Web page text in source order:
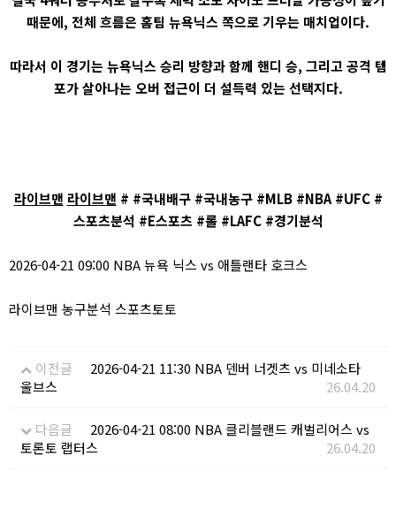
때문에, 전체 흐름은 홈팀 뉴욕닉스 쪽으로 기우는 매치업이다.
따라서 이 경기는 뉴욕닉스 승리 방향과 함께 핸디 승, 그리고 공격 템
포가 살아나는 오버 접근이 더 설득력 있는 선택지다.
라이브맨 라이브맨 # #국내배구 #국내농구 #MLB #NBA #UFC #
스포츠분석 #E스포츠 #롤 #LAFC #경기분석
2026-04-21 09:00 NBA 뉴욕 닉스 vs 애틀랜타 호크스
라이브맨 농구분석 스포츠토토
이전글
2026-04-21 11:30 NBA 덴버 너겟츠 vs 미네소타
울브스
26.04.20
다음글
2026-04-21 08:00 NBA 클리블랜드 캐벌리어스 vs
토론토 랩터스
26.04.20